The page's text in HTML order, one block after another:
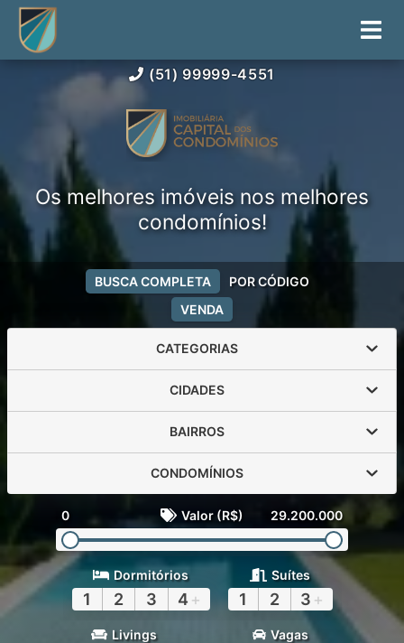
(51) 99999-4551
Os melhores imóveis nos melhores
condomínios!
VENDA
BUSCA COMPLETA POR CÓDIGO
CATEGORIAS
CIDADES
BAIRROS
CONDOMÍNIOS
0 Valor (R$) 29.200.000
Dormitórios
1 2 3 4 +
Suítes
1 2 3 +
Livings Vagas